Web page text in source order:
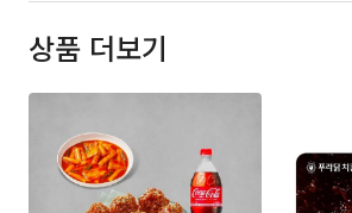
상품 더보기